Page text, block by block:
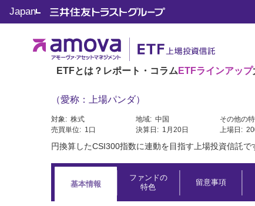
ETFとは？ レポート・コラム ETFラインアップ
Japan トップ ETF一覧 1322 - 上場インデックスファンド中
1322 - 上場インデックス
CSI300
（愛称：上場パンダ）
対象: 株式 地域: 中国 その他の
売買単位: 1口 決算日: 1月20日 上場日:
円換算したCSI300指数に連動を目指す上場投資信託で
基本情報
ファンドの
特色
留意事項